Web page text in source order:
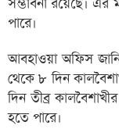
সম্ভাবনা রয়েছে।
পারে।
আবহাওয়া অফিস
থেকে ৮ দিন
দিন তীব্র
হতে পারে।